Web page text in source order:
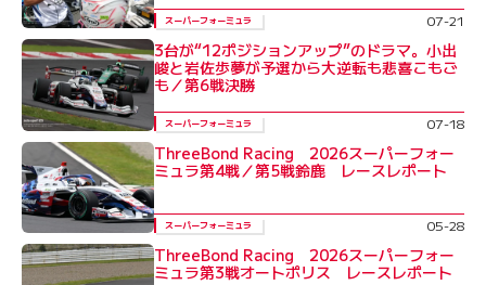
スーパーフォーミュラ 07-21
3台が“12ポジションアップ”のドラマ。小出
峻と岩佐歩夢が予選から大逆転も悲喜こもご
も／第6戦決勝
スーパーフォーミュラ 07-18
ThreeBond Racing 2026スーパーフォー
ミュラ第4戦／第5戦鈴鹿 レースレポート
スーパーフォーミュラ 05-28
ThreeBond Racing 2026スーパーフォー
ミュラ第3戦オートポリス レースレポート